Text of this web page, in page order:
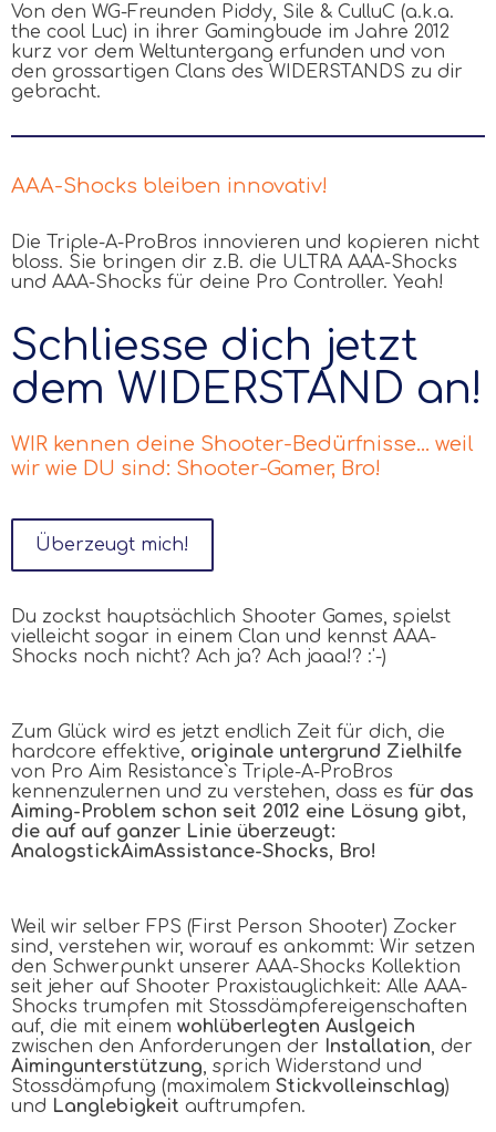
Von den WG-Freunden Piddy, Sile & CulluC (a.k.a.
the cool Luc) in ihrer Gamingbude im Jahre 2012
kurz vor dem Weltuntergang erfunden und von
den grossartigen Clans des WIDERSTANDS zu dir
gebracht.
AAA-Shocks bleiben innovativ!
Die Triple-A-ProBros innovieren und kopieren nicht
bloss. Sie bringen dir z.B. die ULTRA AAA-Shocks
und AAA-Shocks für deine Pro Controller. Yeah!
Schliesse dich jetzt
dem WIDERSTAND an!
WIR kennen deine Shooter-Bedürfnisse... weil
wir wie DU sind: Shooter-Gamer, Bro!
Überzeugt mich!
Du zockst hauptsächlich Shooter Games, spielst
vielleicht sogar in einem Clan und kennst AAA-
Shocks noch nicht? Ach ja? Ach jaaa!? :'-)
Zum Glück wird es jetzt endlich Zeit für dich, die
hardcore effektive, originale untergrund Zielhilfe
von Pro Aim Resistance`s Triple-A-ProBros
kennenzulernen und zu verstehen, dass es für das
Aiming-Problem schon seit 2012 eine Lösung gibt,
die auf auf ganzer Linie überzeugt:
AnalogstickAimAssistance-Shocks, Bro!
Weil wir selber FPS (First Person Shooter) Zocker
sind, verstehen wir, worauf es ankommt: Wir setzen
den Schwerpunkt unserer AAA-Shocks Kollektion
seit jeher auf Shooter Praxistauglichkeit: Alle AAA-
Shocks trumpfen mit Stossdämpfereigenschaften
auf, die mit einem wohlüberlegten Auslgeich
zwischen den Anforderungen der
Installation , der
Aimingunterstützung , sprich Widerstand und
Stossdämpfung (maximalem Stickvolleinschlag)
und Langlebigkeit auftrumpfen.